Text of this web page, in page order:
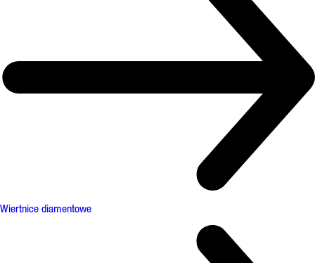
Wiertnice diamentowe